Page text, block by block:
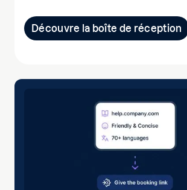
Découvre la boîte de réception